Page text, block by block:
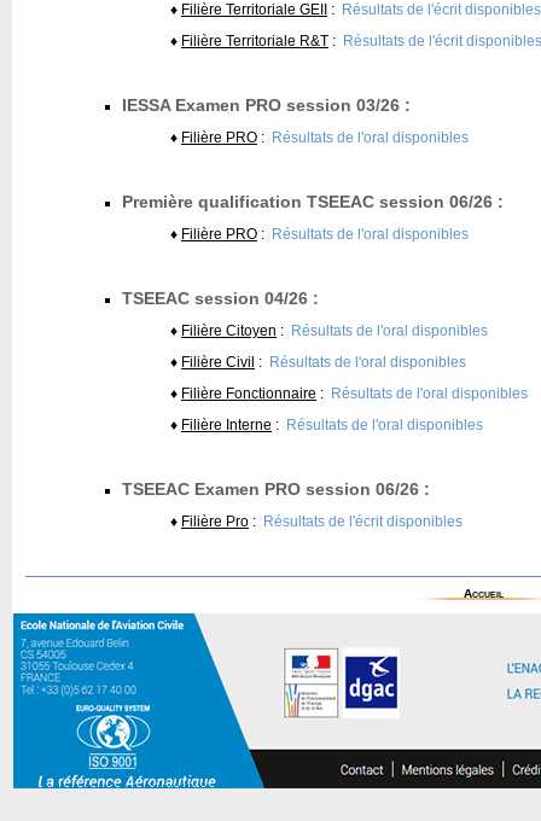
♦ Filière Territoriale GEII : Résultats de l'écrit disponibles
♦ Filière Territoriale R&T : Résultats de l'écrit disponibles
IESSA Examen PRO session 03/26 :
♦ Filière PRO : Résultats de l'oral disponibles
Première qualification TSEEAC session 06/26 :
♦ Filière PRO : Résultats de l'oral disponibles
TSEEAC session 04/26 :
♦ Filière Citoyen : Résultats de l'oral disponibles
♦ Filière Civil : Résultats de l'oral disponibles
♦ Filière Fonctionnaire : Résultats de l'oral disponibles
♦ Filière Interne : Résultats de l'oral disponibles
TSEEAC Examen PRO session 06/26 :
♦ Filière Pro : Résultats de l'écrit disponibles
Accueil